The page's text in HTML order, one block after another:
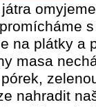
na plátky a
masa
nahradit